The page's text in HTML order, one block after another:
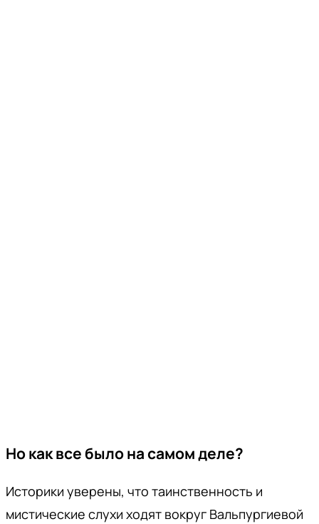
Но как все было на самом деле?
Историки уверены, что таинственность и
мистические слухи ходят вокруг Вальпургиевой